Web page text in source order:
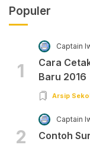
Populer
1
Captain
Cara
Baru 2016
Arsip
2
Captain
Contoh